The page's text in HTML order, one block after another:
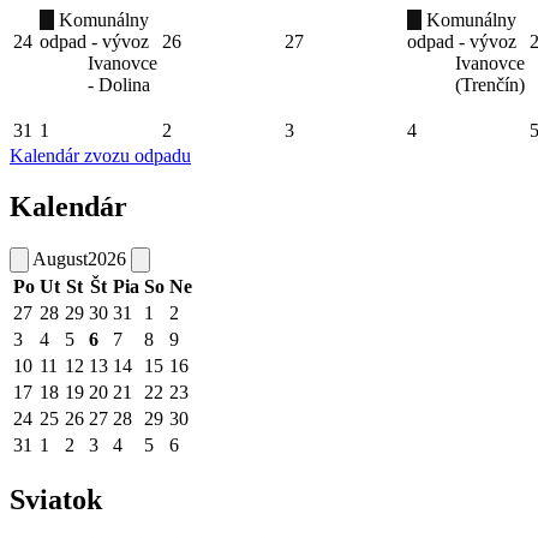
24
Komunálny
odpad - vývoz
Ivanovce
- Dolina
26 27
Komunálny
odpad - vývoz
Ivanovce
(Trenčín)
31 1 2 3 4
5
Kalendár zvozu odpadu
Kalendár
August2026
Po Ut St Št Pia So Ne
27 28 29 30 31 1
2
3
4 5 6 7 8
9
10 11 12 13 14 15 16
17 18 19 20 21 22 23
24 25 26 27 28 29 30
31 1 2 3 4 5 6
Sviatok